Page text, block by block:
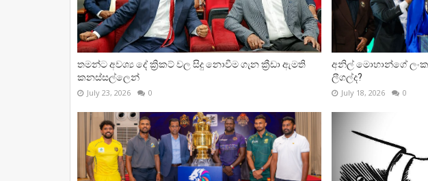
තමන්ට අවශ්‍ය දේ ක්‍රිකට් වල සිදු නොවීම ගැන ක්‍රීඩා ඇමති
කනස්සල්ලෙන්
July 23, 2026 0
අනිල් මොහාන්ගේ
ලීගල්ද?
July 18, 2026 0